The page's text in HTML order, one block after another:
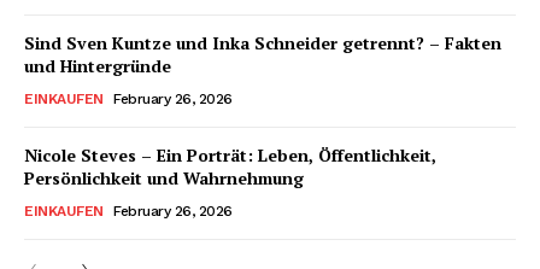
Sind Sven Kuntze und Inka Schneider getrennt? – Fakten
und Hintergründe
EINKAUFEN February 26, 2026
Nicole Steves – Ein Porträt: Leben, Öffentlichkeit,
Persönlichkeit und Wahrnehmung
EINKAUFEN February 26, 2026